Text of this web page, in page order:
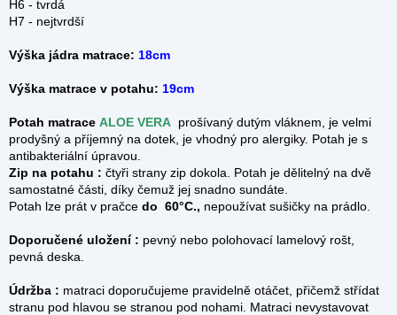
H6 - tvrdá
H7 - nejtvrdší
Výška jádra matrace: 18cm
Výška matrace v potahu: 19cm
Potah matrace ALOE VERA prošívaný dutým vláknem, je velmi
prodyšný a příjemný na dotek, je vhodný pro alergiky. Potah je s
antibakteriální úpravou.
Zip na potahu : čtyři strany zip dokola.
Potah je dělitelný na dvě
samostatné části, díky čemuž jej snadno sundáte.
Potah lze prát v pračce do 60°C., nepoužívat sušičky na prádlo.
Doporučené uložení : pevný nebo polohovací lamelový rošt,
pevná deska.
Údržba : matraci doporučujeme pravidelně otáčet, přičemž střídat
stranu pod hlavou se stranou pod nohami. Matraci nevystavovat